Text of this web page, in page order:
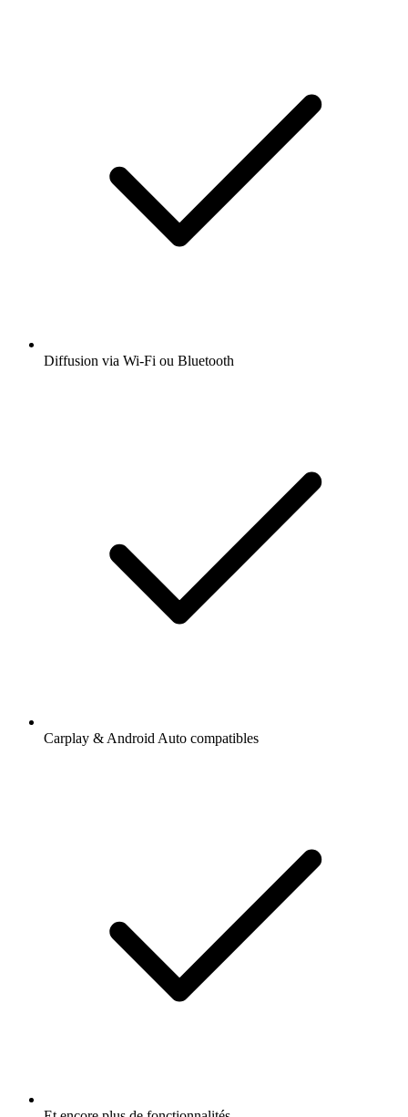
Diffusion via Wi-Fi ou Bluetooth
Carplay & Android Auto compatibles